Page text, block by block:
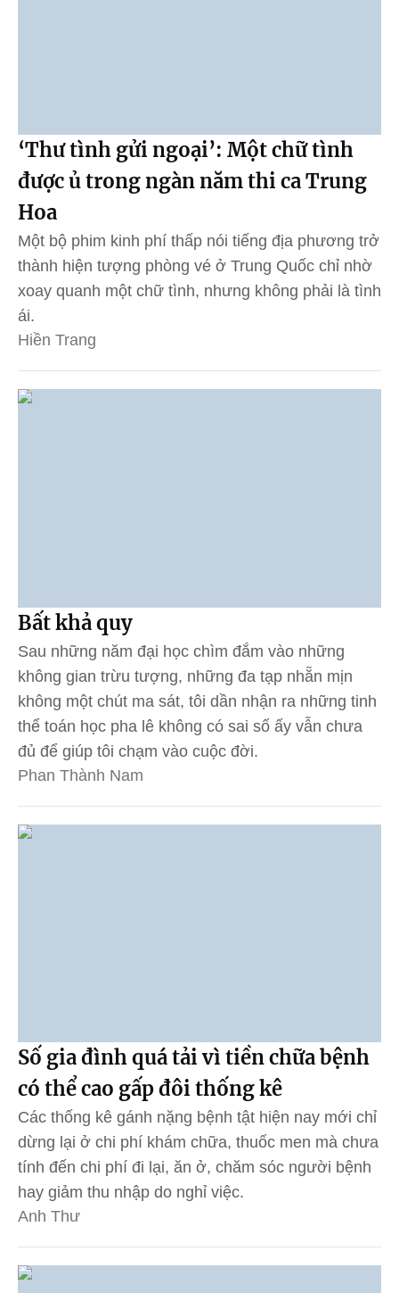
‘Thư tình gửi ngoại’: Một chữ tình
được ủ trong ngàn năm thi ca Trung
Hoa
Một bộ phim kinh phí thấp nói tiếng địa phương trở
thành hiện tượng phòng vé ở Trung Quốc chỉ nhờ
xoay quanh một chữ tình, nhưng không phải là tình
ái.
Hiền Trang
Bất khả quy
Sau những năm đại học chìm đắm vào những
không gian trừu tượng, những đa tạp nhẵn mịn
không một chút ma sát, tôi dần nhận ra những tinh
thể toán học pha lê không có sai số ấy vẫn chưa
đủ để giúp tôi chạm vào cuộc đời.
Phan Thành Nam
Số gia đình quá tải vì tiền chữa bệnh
có thể cao gấp đôi thống kê
Các thống kê gánh nặng bệnh tật hiện nay mới chỉ
dừng lại ở chi phí khám chữa, thuốc men mà chưa
tính đến chi phí đi lại, ăn ở, chăm sóc người bệnh
hay giảm thu nhập do nghỉ việc.
Anh Thư